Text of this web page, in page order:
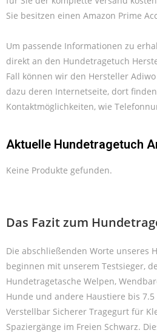
Sie besitzen einen Amazon Prime
Um passende Informationen zu
direkt an den Hundetragetuch
Fall können wir den Hersteller
dazu deren Internetseite, dort
Kontaktmöglichkeiten, wie
Aktuelle Hundetragetuch
Keine Produkte gefunden.
Das Fazit zum
Die abschließenden Worte unseres
beginnen mit unserem Testsieger,
Hundetragetasche Welpen,
Hunde und andere Haustiere bis
Verstellbar Sicherer Tragegurt für
Spaziergänge im Freien Schwarz.